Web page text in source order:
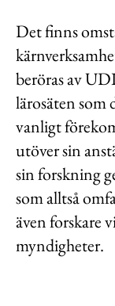
Det finns
beröras av
lärosäten som
vanligt
utöver sin
sin forskning
som alltså
även forskare
myndigheter.